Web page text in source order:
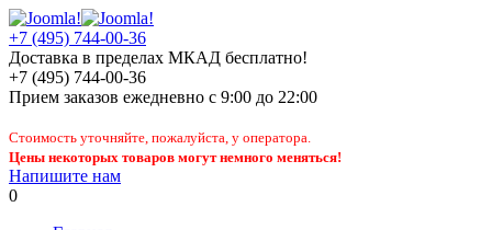
+7 (495) 744-00-36
Доставка в пределах МКАД бесплатно!
+7 (495) 744-00-36
Прием заказов ежедневно с 9:00 до 22:00
Стоимость уточняйте, пожалуйста, у оператора.
Цены некоторых товаров могут немного меняться!
Напишите нам
0